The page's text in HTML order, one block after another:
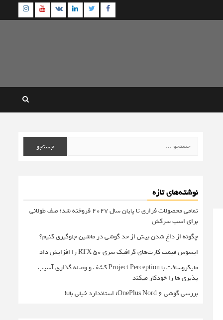
Facebook
Twitter
Linkedin
VK
برای:
نوشته‌های تازه
تمامی محصولات فراری تا پایان سال ۲۰۲۷ فروخته شد؛ صف طولانی
برای اسب سرکش
چگونه از داغ شدن بیش از حد گوشی در ماشین جلوگیری کنیم؟
ایسوس قیمت کارت‌های گرافیک سری RTX 50 را افزایش داد
مایکروسافت با Project Perception کشف و وصله گذاری آسیب
پذیری ها را خودکار میکند
بررسی گوشی OnePlus Nord 6؛ استاندارد خیلی بالا!